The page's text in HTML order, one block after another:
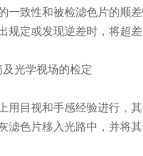
一致性和被检滤色片的顺
规定或发现逆差时，将超
光学视场的检定
目视和手感经验进行，其
滤色片移入光路中，并将